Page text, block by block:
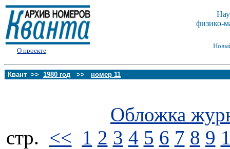
О проекте
физико-
Квант >> 1980 год >> номер 11
Обложка
стp. << 1 2 3 4 5 6 7 8 9